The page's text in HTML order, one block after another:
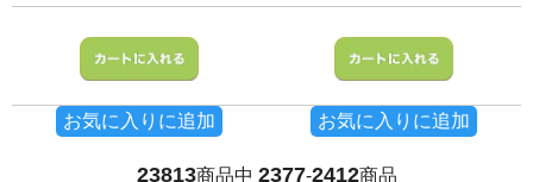
お気に入りに追加 お気に入りに追加
23813商品中 2377-2412商品